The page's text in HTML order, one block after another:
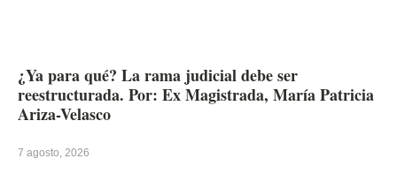
¿Ya para qué? La rama judicial debe ser
reestructurada. Por: Ex Magistrada, María Patricia
Ariza-Velasco
7 agosto, 2026